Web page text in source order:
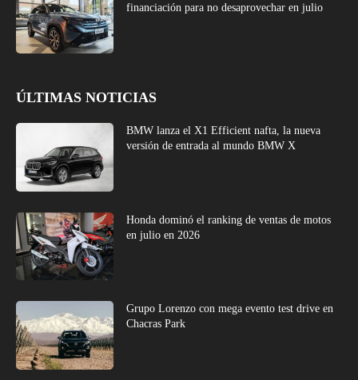
financiación para no desaprovechar en julio
ÚLTIMAS NOTICIAS
BMW lanza el X1 Efficient nafta, la nueva
versión de entrada al mundo BMW X
Honda dominó el ranking de ventas de motos
en julio en 2026
Grupo Lorenzo con mega evento test drive en
Chacras Park